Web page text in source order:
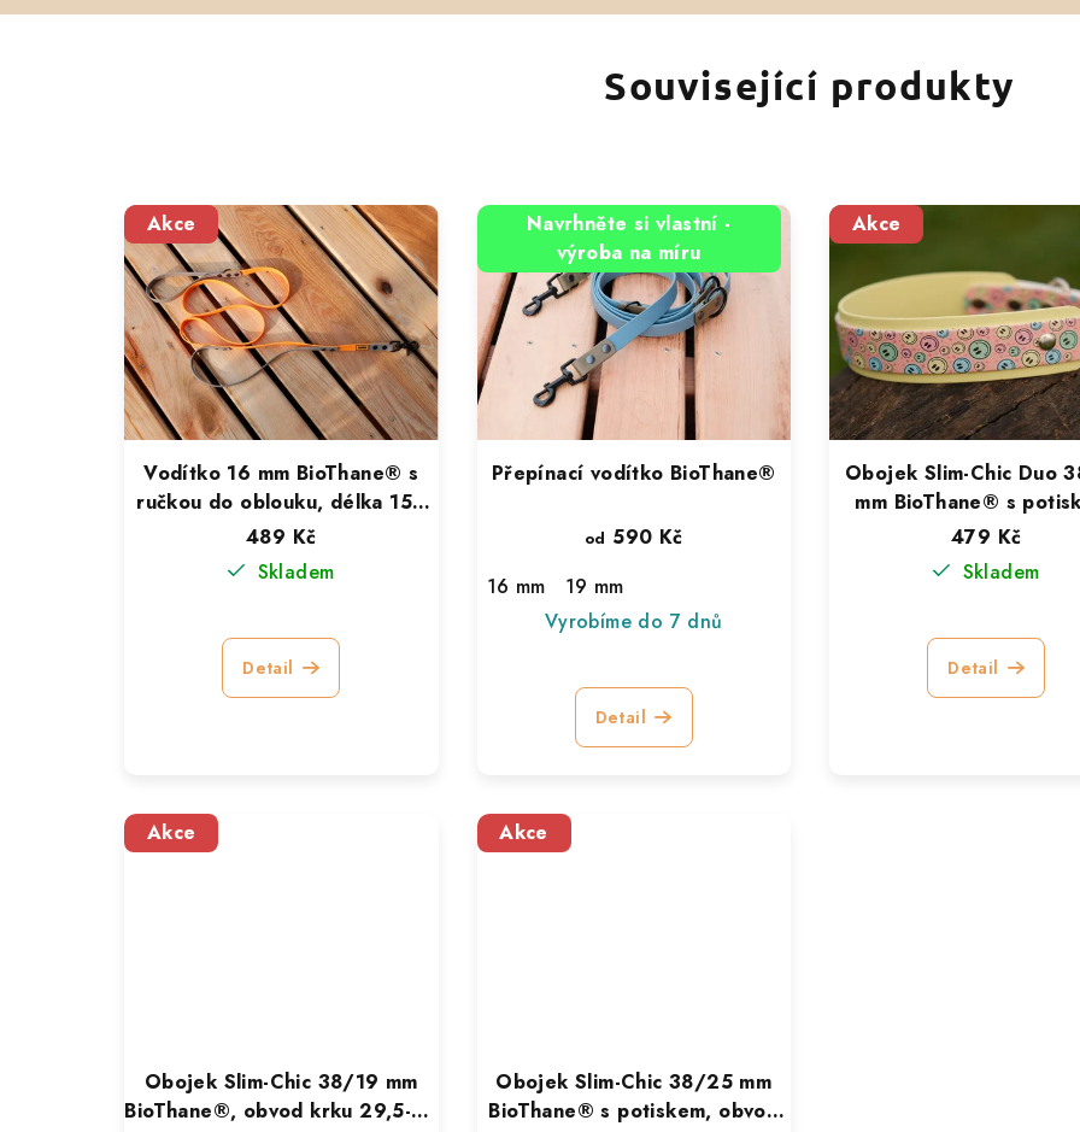
Související produkty
Akce
Vodítko 16 mm BioThane® s
ručkou do oblouku, délka 152
cm
489 Kč
Skladem
Detail
Navrhněte si vlastní -
výroba na míru
Přepínací vodítko BioThane®
od 590 Kč
16 mm
19 mm
Vyrobíme do 7 dnů
Detail
Akce
Obojek Slim-Chic Duo
mm BioThane® s
obvod krku 39-47 cm
479 Kč
Skladem
Detail
Akce
Obojek Slim-Chic 38/19 mm
BioThane®, obvod krku 29,5-34
Akce
Obojek Slim-Chic 38/25 mm
BioThane® s potiskem, obvod